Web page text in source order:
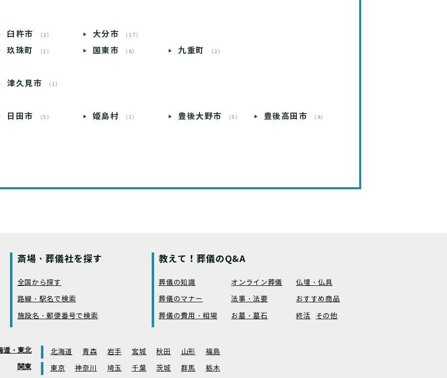
臼杵市 （2） 大分市 （17）
玖珠町 （1） 国東市 （6） 九重町 （2）
津久見市 （1）
日田市 （5） 姫島村 （1） 豊後大野市 （5） 豊後高田市 （4）
斎場・葬儀社を探す
全国から探す
路線・駅名で検索
施設名・郵便番号で検索
教えて！葬儀のQ&A
葬儀の知識 オンライン葬儀
仏壇・仏具
葬儀のマナー
法事・法要
おすすめ商品
葬儀の費用・相場
お墓・墓石 終活 その他
道・東北 北海道 青森 岩手 宮城 秋田 山形 福島
関東 東京 神奈川 埼玉 千葉 茨城 群馬 栃木